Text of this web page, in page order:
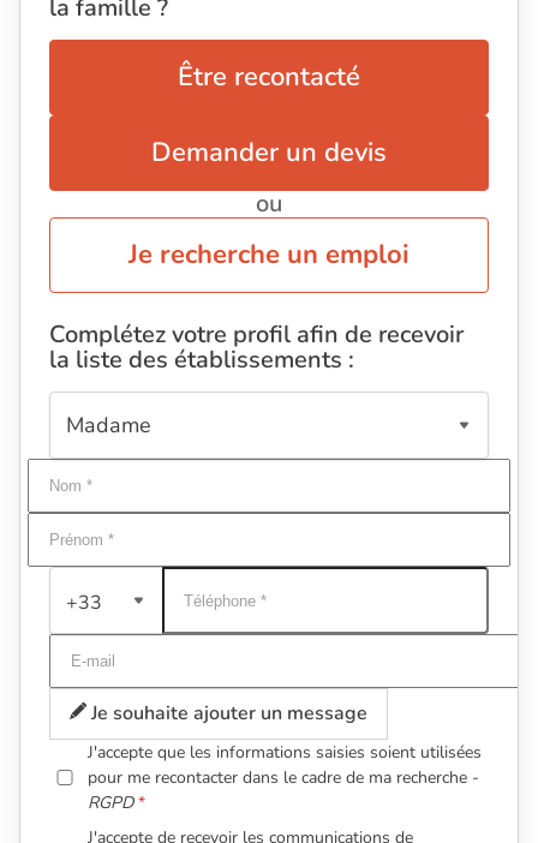
la famille ?
Être recontacté
Demander un devis
ou
Je recherche un emploi
Complétez votre profil afin de recevoir
la liste des établissements :
+33
Je souhaite ajouter un message
J'accepte que les informations saisies soient utilisées
pour me recontacter dans le cadre de ma recherche -
RGPD
J'accepte de recevoir les communications de